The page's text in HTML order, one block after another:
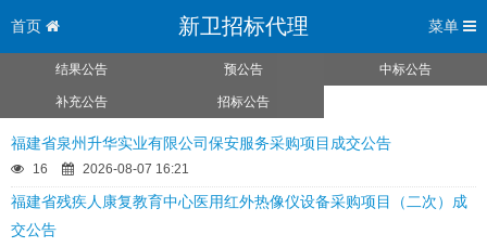
首页 新卫招标代理 菜单
结果公告 预公告 中标公告
补充公告 招标公告
福建省泉州升华实业有限公司保安服务采购项目成交公告
16 2026-08-07 16:21
福建省残疾人康复教育中心医用红外热像仪设备采购项目（二次）成
交公告